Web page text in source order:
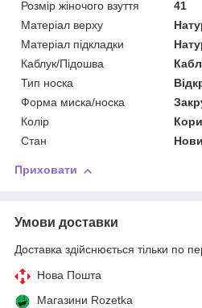
Розмір жіночого взуття
41
Матеріал верху
Матеріал підкладки
Каблук/Підошва
Тип носка
Форма миска/носка
Колір
Стан
Приховати
Умови доставки
Доставка здійснюється тільки по
Нова Пошта
Магазини Rozetka